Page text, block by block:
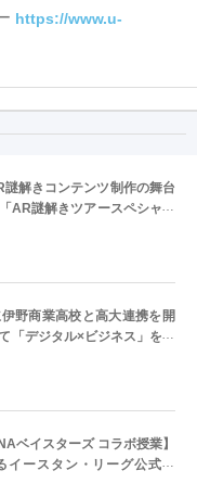
https://www.u-
解きコンテンツ制作の舞台
AR謎解きツアースペシャル
XRコンテンツ開発企業と謎
人の心を動かす"楽しい"の
野商業高校と高大連携を開
「デジタル×ビジネス」を学
動
ベイスターズ コラボ授業】
イースタン・リーグ公式戦
年6月27日（土）に開催決